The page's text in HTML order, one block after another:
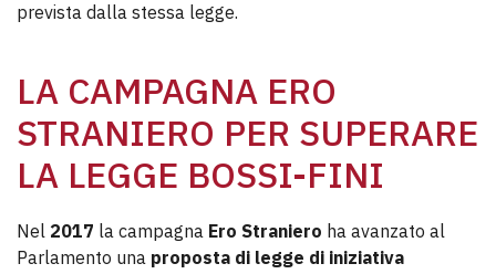
prevista dalla stessa legge.
LA CAMPAGNA ERO
STRANIERO PER SUPERARE
LA LEGGE BOSSI-FINI
Nel 2017 la campagna Ero Straniero ha avanzato al
Parlamento una proposta di legge di iniziativa